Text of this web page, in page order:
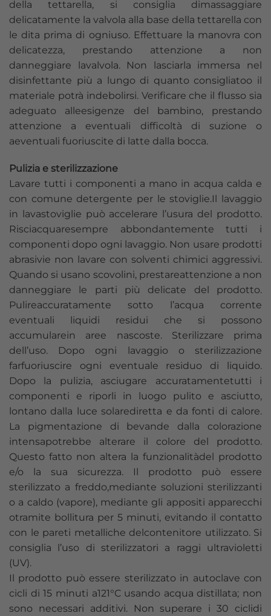
della tettarella, si consiglia dimassaggiare
delicatamente la valvola alla base della tettarella con
le dita prima di ogniuso. Effettuare la manovra con
delicatezza, prestando attenzione a non
danneggiare lavalvola. Non lasciarla immersa nel
disinfettante più a lungo di quanto consigliatoo il
materiale potrà indebolirsi. Verificare che il flusso sia
adeguato alleesigenze del bambino, prestando
attenzione a eventuali difficoltà di suzione o
aeventuali fuoriuscite di latte dalla bocca.
Pulizia e sterilizzazione
Lavare tutti i componenti a mano in acqua calda e
con comune detergente per le stoviglie.Il lavaggio
in lavastoviglie può accelerare l’usura del prodotto.
Risciacquaresempre abbondantemente tutti i
componenti dopo ogni lavaggio. Non usare prodotti
abrasivie non lavare con solventi chimici aggressivi.
Quando si usano scovolini, prestareattenzione a non
danneggiare le parti più delicate del prodotto.
Pulireaccuratamente sotto l’acqua corrente
eventuali liquidi residui che si possono
accumularein aree nascoste. Sterilizzare prima
dell’uso. Dopo ogni lavaggio o sterilizzazione
farfuoriuscire ogni eventuale residuo di liquido.
Dopo la pulizia, asciugare accuratamentetutti i
componenti e riporli in luogo pulito e asciutto,
lontano dalla luce solarediretta e da fonti di calore.
La pigmentazione di bevande dalla colorazione
intensapotrebbe alterare il colore del prodotto.
Questo fatto non altera la funzionalitàdel prodotto
e/o la sua sicurezza. Il prodotto può essere
sterilizzato a freddo,mediante soluzioni sterilizzanti
o a caldo (vapore), mediante gli appositi apparecchi
otramite bollitura per 5 minuti, evitando il contatto
con le pareti metalliche delcontenitore utilizzato. Si
consiglia l’uso di sterilizzatori a raggi ultravioletti
(UV).
Il prodotto può essere sterilizzato in autoclave con
cicli di 15 minuti a121°C usando acqua distillata; non
sono necessari additivi. Non superare i 30 ciclidi